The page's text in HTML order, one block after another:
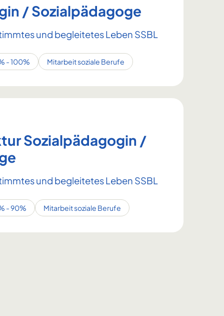
/ Sozialpädagoge
und begleitetes Leben SSBL
- 100% Mitarbeit soziale Berufe
Sozialpädagogin /
und begleitetes Leben SSBL
- 90% Mitarbeit soziale Berufe